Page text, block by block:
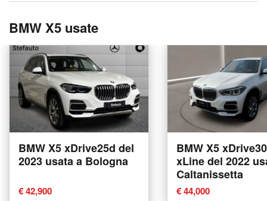
BMW X5 usate
BMW X5 xDrive25d del
2023 usata a Bologna
€ 42,900
BMW X5
xLine del 2022
Caltanissetta
€ 44,000